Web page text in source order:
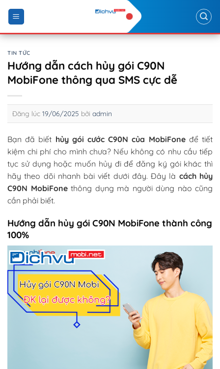
content
TIN TỨC
Hướng dẫn cách hủy gói C90N
MobiFone thông qua SMS cực dễ
Đăng lúc 19/06/2025 bởi admin
Bạn đã biết hủy gói cước C90N của MobiFoneđể tiết
kiệm chi phí cho mình chưa? Nếu không có nhu cầu tiếp
tục sử dụng hoặc muốn hủy đi để đăng ký gói khác thì
hãy theo dõi nhanh bài viết dưới đây. Đây là cách hủy
C90N MobiFonethông dụng mà người dùng nào cũng
cần phải biết.
Hướng dẫn hủy gói C90N MobiFone thành công
100%